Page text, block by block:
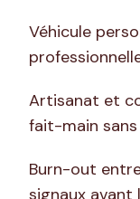
Véhicule
Artisanat et
fait-main
Burn-out
signaux avant